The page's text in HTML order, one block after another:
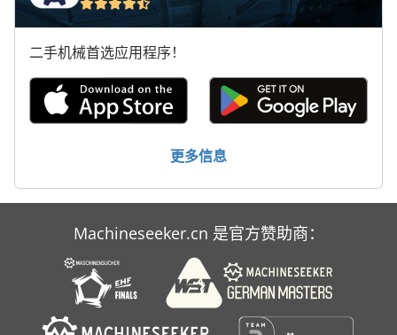
二手机械首选应用程序！
更多信息
Machineseeker.cn 是官方赞助商：